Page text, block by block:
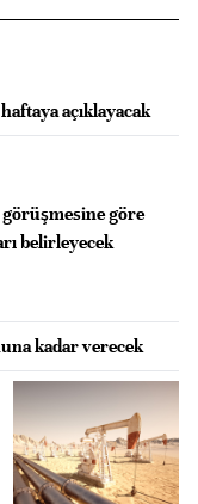
açıklayacak
göre
belirleyecek
kadar verecek